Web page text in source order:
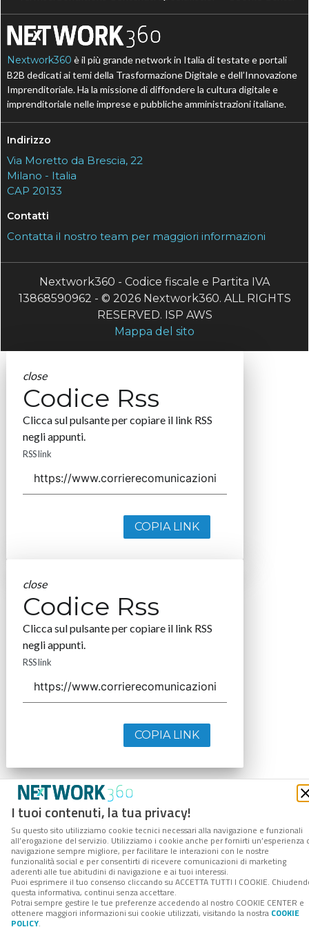
I tuoi contenuti, la tua privacy!
Su questo sito utilizziamo cookie tecnici necessari alla navigazione e funzionali
all’erogazione del servizio. Utilizziamo i cookie anche per fornirti un’esperienza
navigazione sempre migliore, per facilitare le interazioni con le nostre
funzionalità social e per consentirti di ricevere comunicazioni di marketing
aderenti alle tue abitudini di navigazione e ai tuoi interessi.
Puoi esprimere il tuo consenso cliccando su ACCETTA TUTTI I COOKIE.
questa informativa, continui senza accettare.
Potrai sempre gestire le tue preferenze accedendo al nostro COOKIE CENTER e
ottenere maggiori informazioni sui cookie utilizzati, visitando la nostra COOKIE
POLICY.
Nextwork360 è il più grande network in Italia di testate e portali
B2B dedicati ai temi della Trasformazione Digitale e dell’Innovazione
Imprenditoriale. Ha la missione di diffondere la cultura digitale e
imprenditoriale nelle imprese e pubbliche amministrazioni italiane.
Indirizzo
Via Moretto da Brescia, 22
Milano - Italia
CAP 20133
Contatti
Contatta il nostro team per maggiori informazioni
Nextwork360 - Codice fiscale e Partita IVA
13868590962 - © 2026 Nextwork360. ALL RIGHTS
RESERVED. ISP AWS
Mappa del sito
close
Codice Rss
Clicca sul pulsante per copiare il link RSS
negli appunti.
RSS link
COPIA LINK
close
Codice Rss
Clicca sul pulsante per copiare il link RSS
negli appunti.
RSS link
COPIA LINK